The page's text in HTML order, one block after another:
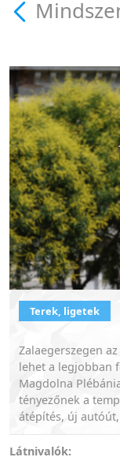
Terek, ligetek
Zalaegerszegen
lehet a legjobban
Magdolna
tényezőnek a
átépítés, új
Látnivalók: